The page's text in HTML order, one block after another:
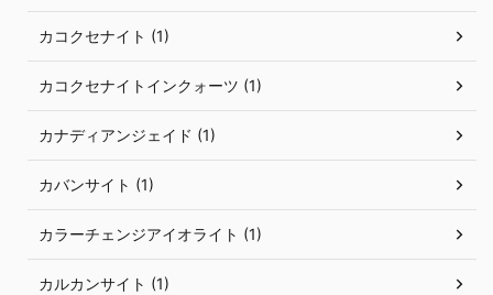
カコクセナイト (1)
カコクセナイトインクォーツ (1)
カナディアンジェイド (1)
カバンサイト (1)
カラーチェンジアイオライト (1)
カルカンサイト (1)